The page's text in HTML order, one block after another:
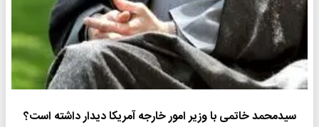
سیدمحمد خاتمی با وزیر امور خارجه آمریکا دیدار داشته است؟